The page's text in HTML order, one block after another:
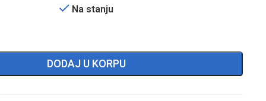
Na stanju
DODAJ U KORPU